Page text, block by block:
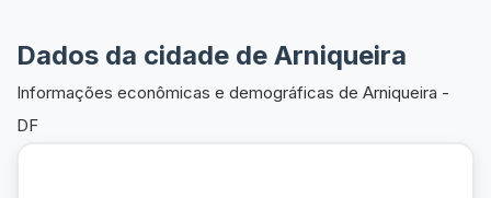
Dados da cidade de Arniqueira
Informações econômicas e demográficas de Arniqueira -
DF